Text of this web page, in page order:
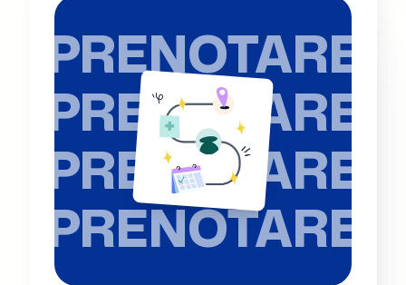
PRENOTARE
PRENOTARE
PRENOTARE
PRENOTARE